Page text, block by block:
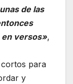
de las
en versos»,
para
y